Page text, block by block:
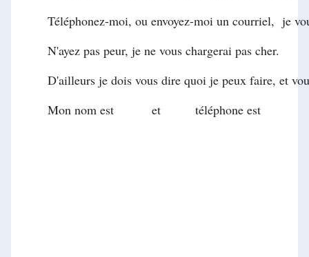
Téléphonez-moi, ou envoyez-moi un courriel, je
N'ayez pas peur, je ne vous chargerai pas cher.
D'ailleurs je dois vous dire quoi je peux faire, et
Mon nom est et téléphone est